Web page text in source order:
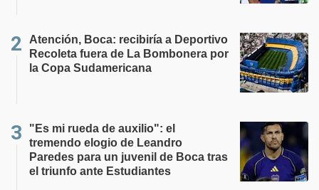
Atención, Boca: recibiría a Deportivo
Recoleta fuera de La Bombonera por
la Copa Sudamericana
"Es mi rueda de auxilio": el
tremendo elogio de Leandro
Paredes para un juvenil de Boca tras
el triunfo ante Estudiantes